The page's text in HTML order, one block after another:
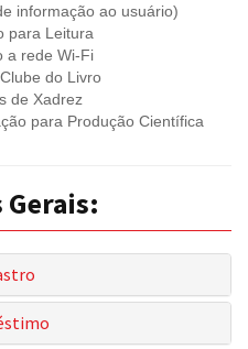
informação ao usuário)
para Leitura
a rede Wi-Fi
do Livro
de Xadrez
para Produção Científica
Gerais: